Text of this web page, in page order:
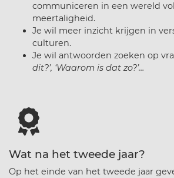
communiceren in een wereld
meertaligheid.
Je wil meer inzicht krijgen in
culturen.
Je wil antwoorden zoeken op
dit?’, ‘Waarom is dat zo?’…
Wat na het tweede jaar?
Op het einde van het tweede jaar